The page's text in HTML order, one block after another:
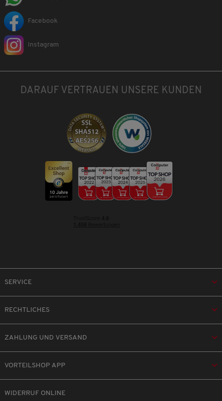
Facebook
Instagram
DARAUF VERTRAUEN UNSERE KUNDEN
SERVICE
RECHTLICHES
ZAHLUNG UND VERSAND
VORTEILSHOP APP
WIDERRUF ONLINE